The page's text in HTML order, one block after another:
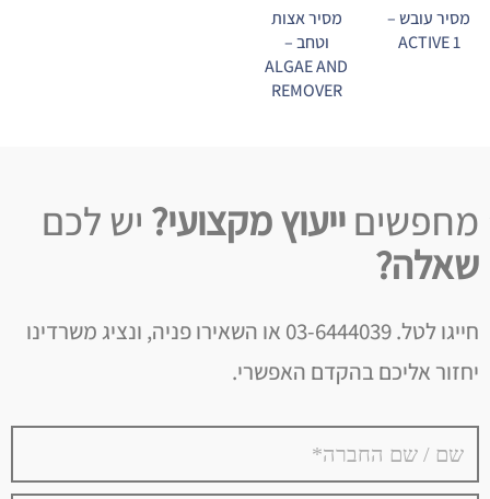
מסיר עובש –
ACTIVE 1
מסיר אצות
וטחב –
ALGAE AND
REMOVER
מחפשיםייעוץ מקצועי? יש לכם
שאלה?
חייגו לטל. 03-6444039 או השאירו פניה, ונציג משרדינו
יחזור אליכם בהקדם האפשרי.